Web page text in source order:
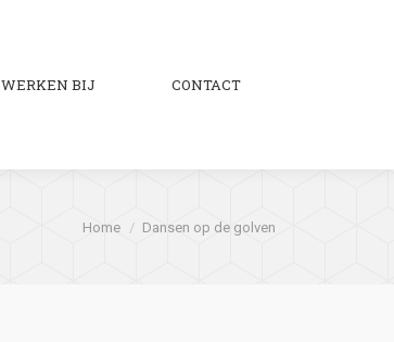
WERKEN BIJ CONTACT
Je bent hier:
Home Dansen op de golven